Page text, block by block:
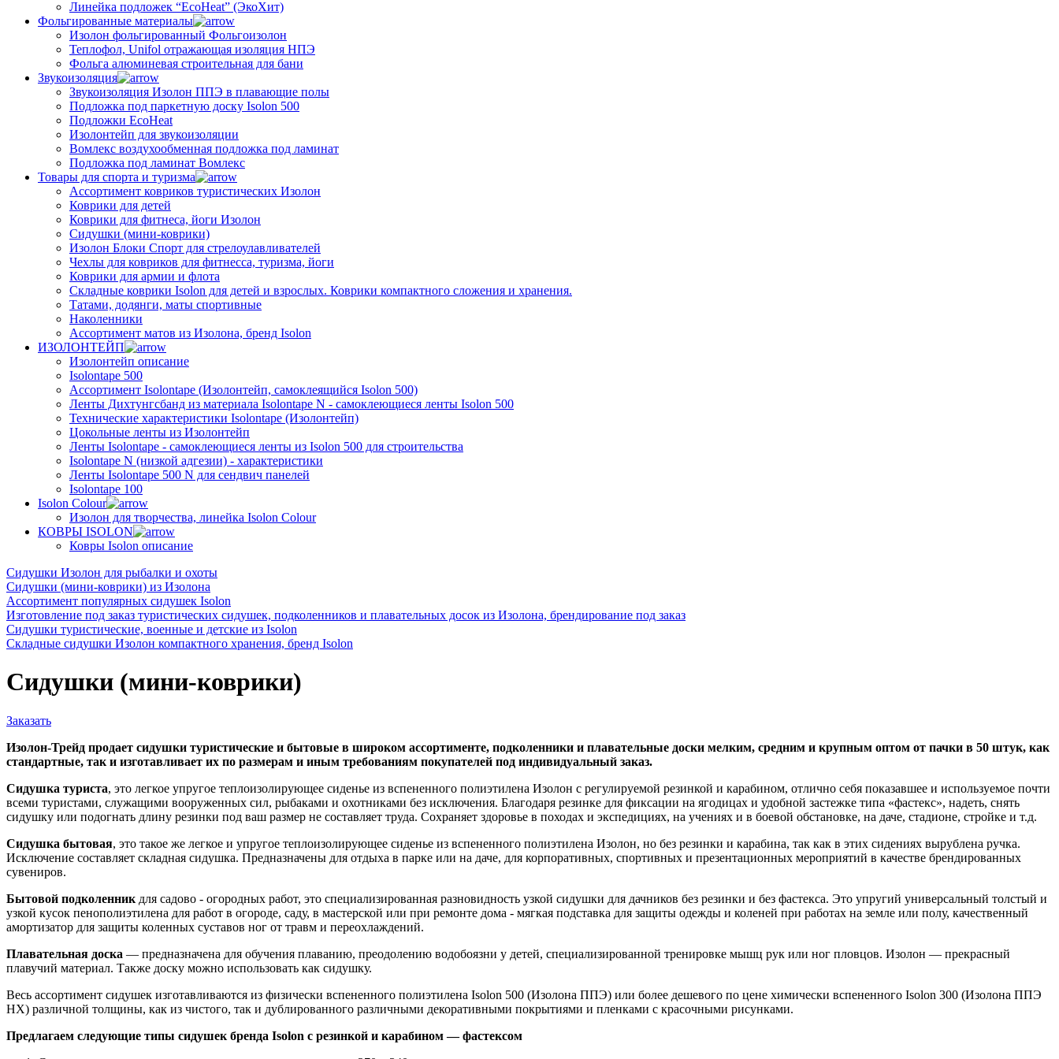
Линейка подложек “EcoHeat” (ЭкоХит)
Фольгированные материалы
Изолон фольгированный Фольгоизолон
Теплофол, Unifol отражающая изоляция НПЭ
Фольга алюминевая строительная для бани
Звукоизоляция
Звукоизоляция Изолон ППЭ в плавающие полы
Подложка под паркетную доску Isolon 500
Подложки EcoHeat
Изолонтейп для звукоизоляции
Вомлекс воздухообменная подложка под ламинат
Подложка под ламинат Вомлекс
Товары для спорта и туризма
Ассортимент ковриков туристических Изолон
Коврики для детей
Коврики для фитнеса, йоги Изолон
Сидушки (мини-коврики)
Изолон Блоки Спорт для стрелоулавливателей
Чехлы для ковриков для фитнесса, туризма, йоги
Коврики для армии и флота
Складные коврики Isolon для детей и взрослых. Коврики компактного сложения и хранения.
Татами, додянги, маты спортивные
Наколенники
Ассортимент матов из Изолона, бренд Isolon
ИЗОЛОНТЕЙП
Изолонтейп описание
Isolontape 500
Ассортимент Isolontape (Изолонтейп, самоклеящийся Isolon 500)
Ленты Дихтунгсбанд из материала Isolontape N - самоклеющиеся ленты Isolon 500
Технические характеристики Isolontape (Изолонтейп)
Цокольные ленты из Изолонтейп
Ленты Isolontape - самоклеющиеся ленты из Isolon 500 для строительства
Isolontape N (низкой адгезии) - характеристики
Ленты Isolontape 500 N для сендвич панелей
Isolontape 100
Isolon Colour
Изолон для творчества, линейка Isolon Colour
КОВРЫ ISOLON
Ковры Isolon описание
Сидушки Изолон для рыбалки и охоты
Сидушки (мини-коврики) из Изолона
Ассортимент популярных сидушек Isolon
Изготовление под заказ туристических сидушек, подколенников и плавательных досок из Изолона, брендирование под заказ
Сидушки туристические, военные и детские из Isolon
Складные сидушки Изолон компактного хранения, бренд Isolon
Сидушки (мини-коврики)
Заказать
Изолон-Трейд продает сидушки туристические и бытовые в широком ассортименте, подколенники и плавательные доски мелким, средним и крупным оптом от пачки в 50 штук, как
стандартные, так и изготавливает их по размерам и иным требованиям покупателей под индивидуальный заказ.
Сидушка туриста, это легкое упругое теплоизолирующее сиденье из вспененного полиэтилена Изолон с регулируемой резинкой и карабином, отлично себя показавшее и используемое почти
всеми туристами, служащими вооруженных сил, рыбаками и охотниками без исключения. Благодаря резинке для фиксации на ягодицах и удобной застежке типа «фастекс», надеть, снять
сидушку или подогнать длину резинки под ваш размер не составляет труда. Сохраняет здоровье в походах и экспедициях, на учениях и в боевой обстановке, на даче, стадионе, стройке и т.д.
Сидушка бытовая, это такое же легкое и упругое теплоизолирующее сиденье из вспененного полиэтилена Изолон, но без резинки и карабина, так как в этих сидениях вырублена ручка.
Исключение составляет складная сидушка. Предназначены для отдыха в парке или на даче, для корпоративных, спортивных и презентационных мероприятий в качестве брендированных
сувениров.
Бытовой подколенник для садово - огородных работ, это специализированная разновидность узкой сидушки для дачников без резинки и без фастекса. Это упругий универсальный толстый и
узкой кусок пенополиэтилена для работ в огороде, саду, в мастерской или при ремонте дома - мягкая подставка для защиты одежды и коленей при работах на земле или полу, качественный
амортизатор для защиты коленных суставов ног от травм и переохлаждений.
Плавательная доска — предназначена для обучения плаванию, преодолению водобоязни у детей, специализированной тренировке мышц рук или ног пловцов. Изолон — прекрасный
плавучий материал. Также доску можно использовать как сидушку.
Весь ассортимент сидушек изготавливаются из физически вспененного полиэтилена Isolon 500 (Изолона ППЭ) или более дешевого по цене химически вспененного Isolon 300 (Изолона ППЭ
НХ) различной толщины, как из чистого, так и дублированного различными декоративными покрытиями и пленками с красочными рисунками.
Предлагаем следующие типы сидушек бренда Isolon с резинкой и карабином — фастексом